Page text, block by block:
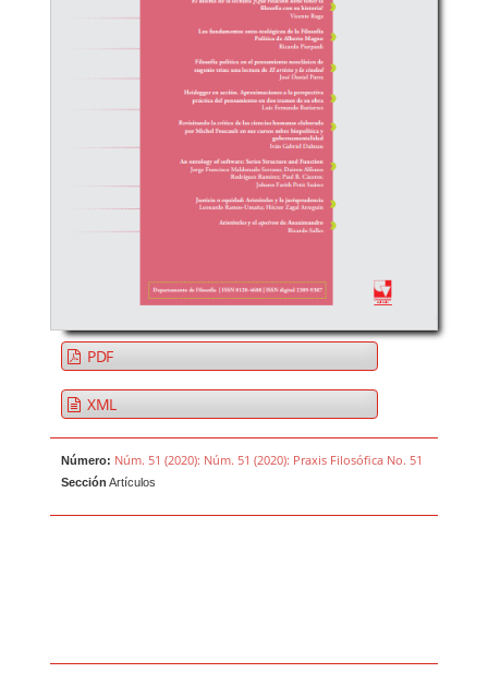
PDF
XML
Número: Núm. 51 (2020): Núm. 51 (2020): Praxis Filosófica No. 51
Sección Artículos